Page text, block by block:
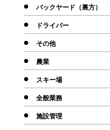
バックヤード（裏方）
ドライバー
その他
農業
スキー場
全般業務
施設管理